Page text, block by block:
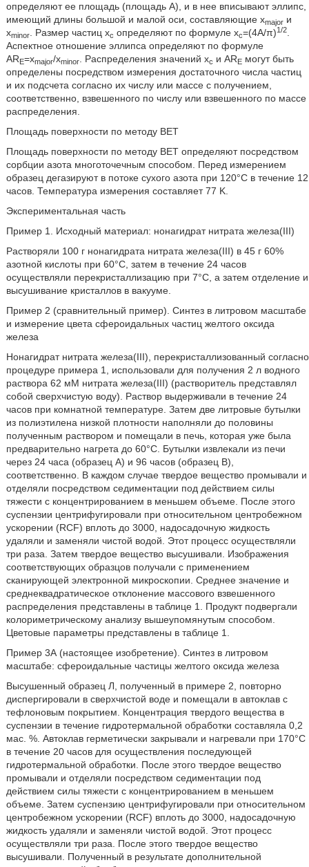
определяют ее площадь (площадь А), и в нее вписывают эллипс,
имеющий длины большой и малой оси, составляющие xmajorи
xminor. Размер частиц xc определяют по формуле xc=(4А/π)1/2.
Аспектное отношение эллипса определяют по формуле
ARE=xmajor/xminor. Распределения значений xc и AREмогут быть
определены посредством измерения достаточного числа частиц
и их подсчета согласно их числу или массе с получением,
соответственно, взвешенного по числу или взвешенного по массе
распределения.
Площадь поверхности по методу BET
Площадь поверхности по методу BET определяют посредством
сорбции азота многоточечным способом. Перед измерением
образец дегазируют в потоке сухого азота при 120°С в течение 12
часов. Температура измерения составляет 77 K.
Экспериментальная часть
Пример 1. Исходный материал: нонагидрат нитрата железа(III)
Растворяли 100 г нонагидрата нитрата железа(III) в 45 г 60%
азотной кислоты при 60°С, затем в течение 24 часов
осуществляли перекристаллизацию при 7°С, а затем отделение и
высушивание кристаллов в вакууме.
Пример 2 (сравнительный пример). Синтез в литровом масштабе
и измерение цвета сфероидальных частиц желтого оксида
железа
Нонагидрат нитрата железа(III), перекристаллизованный согласно
процедуре примера 1, использовали для получения 2 л водного
раствора 62 мМ нитрата железа(III) (растворитель представлял
собой сверхчистую воду). Раствор выдерживали в течение 24
часов при комнатной температуре. Затем две литровые бутылки
из полиэтилена низкой плотности наполняли до половины
полученным раствором и помещали в печь, которая уже была
предварительно нагрета до 60°С. Бутылки извлекали из печи
через 24 часа (образец A) и 96 часов (образец В),
соответственно. В каждом случае твердое вещество промывали и
отделяли посредством седиментации под действием силы
тяжести с концентрированием в меньшем объеме. После этого
суспензии центрифугировали при относительном центробежном
ускорении (RCF) вплоть до 3000, надосадочную жидкость
удаляли и заменяли чистой водой. Этот процесс осуществляли
три раза. Затем твердое вещество высушивали. Изображения
соответствующих образцов получали с применением
сканирующей электронной микроскопии. Среднее значение и
среднеквадратическое отклонение массового взвешенного
распределения представлены в таблице 1. Продукт подвергали
колориметрическому анализу вышеупомянутым способом.
Цветовые параметры представлены в таблице 1.
Пример 3А (настоящее изобретение). Синтез в литровом
масштабе: сфероидальные частицы желтого оксида железа
Высушенный образец Л, полученный в примере 2, повторно
диспергировали в сверхчистой воде и помещали в автоклав с
тефлоновым покрытием. Концентрация твердого вещества в
суспензии в течение гидротермальной обработки составляла 0,2
мас. %. Автоклав герметически закрывали и нагревали при 170°С
в течение 20 часов для осуществления последующей
гидротермальной обработки. После этого твердое вещество
промывали и отделяли посредством седиментации под
действием силы тяжести с концентрированием в меньшем
объеме. Затем суспензию центрифугировали при относительном
центробежном ускорении (RCF) вплоть до 3000, надосадочную
жидкость удаляли и заменяли чистой водой. Этот процесс
осуществляли три раза. После этого твердое вещество
высушивали. Полученный в результате дополнительной